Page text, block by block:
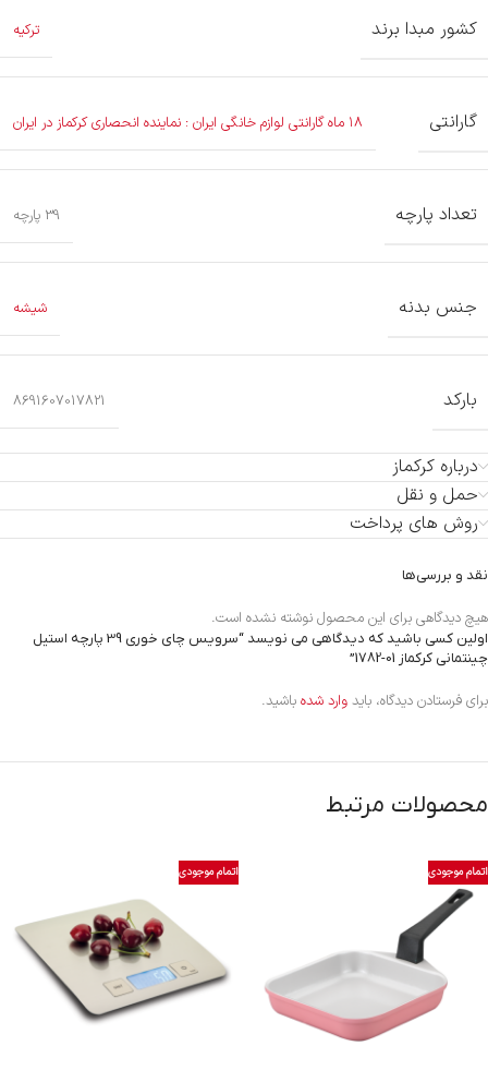
کشور مبدا برند ترکیه
گارانتی ۱۸ ماه گارانتی لوازم خانگی ایران : نماینده انحصاری کرکماز در ایران
تعداد پارچه 39 پارچه
جنس بدنه شیشه
بارکد 8691607017821
درباره کرکماز
حمل و نقل
روش های پرداخت
نقد و بررسی‌ها
هیچ دیدگاهی برای این محصول نوشته نشده است.
اولین کسی باشید که دیدگاهی می نویسد “سرویس چای خوری 39 پارچه استیل
چینتمانی کرکماز 1782-01
”
برای فرستادن دیدگاه، باید وارد شده باشید.
محصولات مرتبط
اتمام موجودی اتمام موجودی